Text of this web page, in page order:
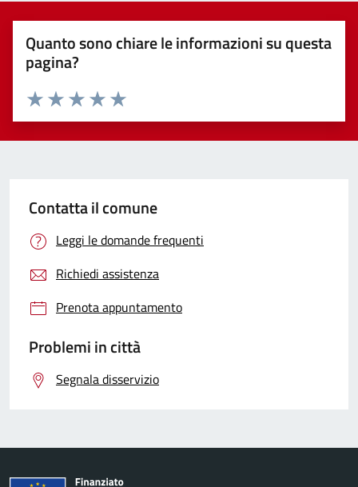
Quanto sono chiare le informazioni su questa
pagina?
Valuta 5 stelle su 5
Valuta 4 stelle su 5
Valuta 3 stelle su 5
Valuta 2 stelle su 5
Valuta 1 stelle su 5
Contatta il comune
Leggi le domande frequenti
Richiedi assistenza
Prenota appuntamento
Problemi in città
Segnala disservizio